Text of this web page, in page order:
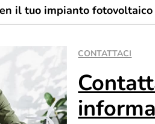
il tuo impianto
CONTATTACI